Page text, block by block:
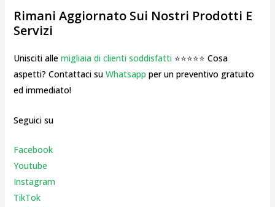
Rimani Aggiornato Sui Nostri Prodotti E
Servizi
Unisciti alle migliaia di clienti soddisfatti⭐⭐⭐⭐⭐ Cosa
aspetti? Contattaci su Whatsapp per un preventivo gratuito
ed immediato!
Seguici su
Facebook
Youtube
Instagram
TikTok